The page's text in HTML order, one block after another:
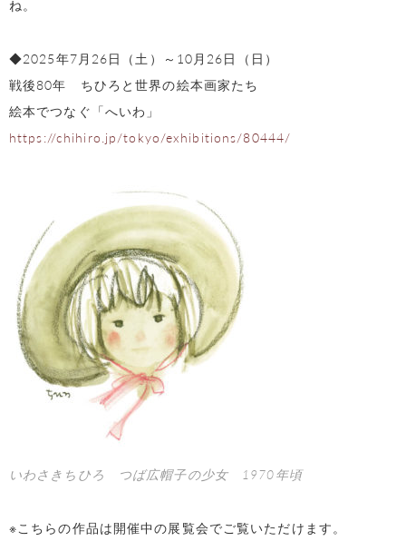
ね。
◆2025年7月26日（土）～10月26日（日）
戦後80年 ちひろと世界の絵本画家たち
絵本でつなぐ「へいわ」
https://chihiro.jp/tokyo/exhibitions/80444/
いわさきちひろ つば広帽子の少女 1970年頃
※こちらの作品は開催中の展覧会でご覧いただけます。